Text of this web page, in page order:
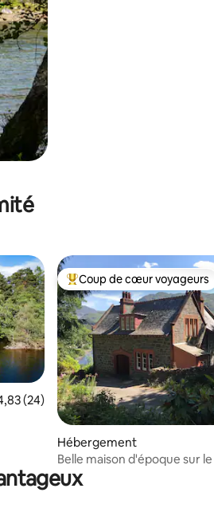
: 4,9 sur 5
moyenne sur la base de 24
(24)
Coups de cœur voyageurs
Coup de cœur voyageurs
Hébergement
Belle maison d'époque sur
magnifique